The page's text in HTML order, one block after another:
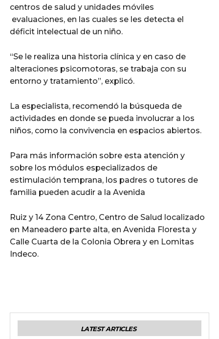
centros de salud y unidades móviles
evaluaciones, en las cuales se les detecta el
déficit intelectual de un niño.
“Se le realiza una historia clínica y en caso de
alteraciones psicomotoras, se trabaja con su
entorno y tratamiento”, explicó.
La especialista, recomendó la búsqueda de
actividades en donde se pueda involucrar a los
niños, como la convivencia en espacios abiertos.
Para más información sobre esta atención y
sobre los módulos especializados de
estimulación temprana, los padres o tutores de
familia pueden acudir a la Avenida
Ruiz y 14 Zona Centro, Centro de Salud localizado
en Maneadero parte alta, en Avenida Floresta y
Calle Cuarta de la Colonia Obrera y en Lomitas
Indeco.
LATEST ARTICLES